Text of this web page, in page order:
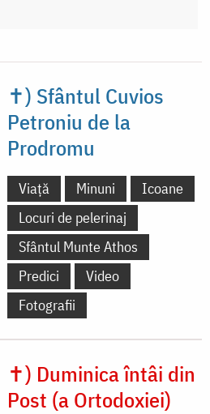
✝) Sfântul Cuvios
Petroniu de la
Prodromu
Viață Minuni
Icoane
Locuri de pelerinaj
Sfântul Munte Athos
Predici
Video
Fotografii
✝) Duminica întâi din
Post (a Ortodoxiei)